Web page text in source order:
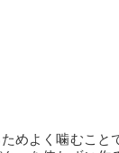
めよく噛むこと